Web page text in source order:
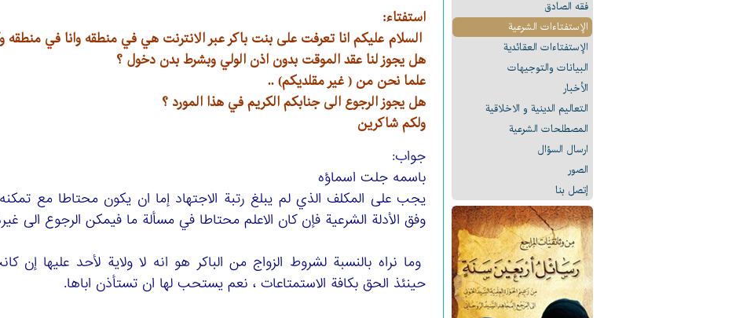
فقه الصادق
الإستفتاءات الشرعیة
الإستفتاءات العقائدیة
البیانات والتوجيهات
الأخبار
التعالیم الدینیة و الاخلاقیة
المصطلحات الشرعیة
ارسال السؤال
الصور
إتصل بنا
استفتاء:
السلام عليكم انا تعرفت على بنت باكر عبر الانترنت هي في منطقه وانا في منطقه
هل يجوز لنا عقد الموقت بدون اذن الولي وبشرط بدن دخول ؟
علما نحن من ( غير مقلديكم) ..
هل يجوز الرجوع الى جنابكم الكريم في هذا المورد ؟
ولكم شاكرين
جواب:
باسمه جلت اسماؤه
يجب على المكلف الذي لم يبلغ رتبة الاجتهاد إما ان يكون محتاطا مع
وفق الأدلة الشرعية فإن كان الاعلم محتاطا في مسألة ما فيمكن الرجوع الى غيره
وما نراه بالنسبة لشروط الزواج من الباكر هو انه لا ولاية لأحد عليها إن
حينئذ الحق بكافة الاستمتاعات ، نعم يستحب لها ان تستأذن اباها.